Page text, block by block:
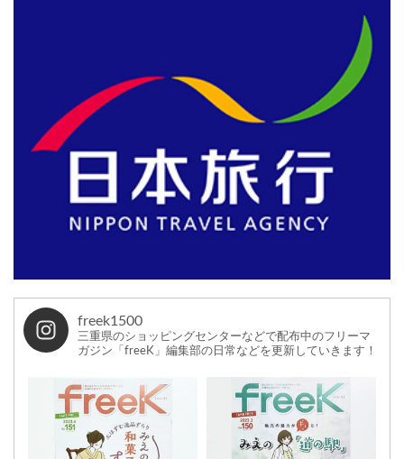
freek1500
三重県のショッピングセンターなどで配布中のフリーマ
ガジン「freeK」編集部の日常などを更新していきます！